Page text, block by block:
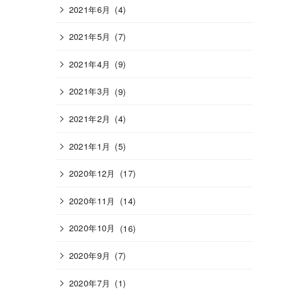
2021年6月 (4)
2021年5月 (7)
2021年4月 (9)
2021年3月 (9)
2021年2月 (4)
2021年1月 (5)
2020年12月 (17)
2020年11月 (14)
2020年10月 (16)
2020年9月 (7)
2020年7月 (1)